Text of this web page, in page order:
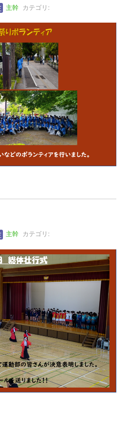
主幹 カテゴリ:
主幹 カテゴリ: